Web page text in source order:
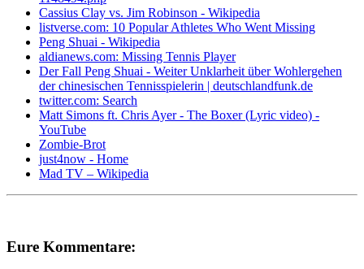
Cassius Clay vs. Jim Robinson - Wikipedia
listverse.com: 10 Popular Athletes Who Went Missing
Peng Shuai - Wikipedia
aldianews.com: Missing Tennis Player
Der Fall Peng Shuai - Weiter Unklarheit über Wohlergehen
der chinesischen Tennisspielerin | deutschlandfunk.de
twitter.com: Search
Matt Simons ft. Chris Ayer - The Boxer (Lyric video) -
YouTube
Zombie-Brot
just4now - Home
Mad TV – Wikipedia
Eure Kommentare: